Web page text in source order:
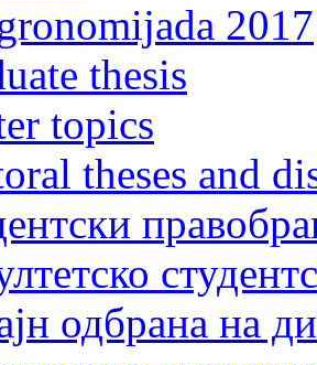
2017
thesis
topics
theses and
одбрана на